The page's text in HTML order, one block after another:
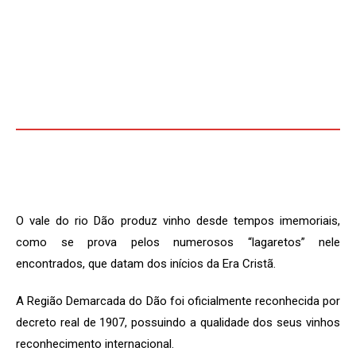
O vale do rio Dão produz vinho desde tempos imemoriais,
como se prova pelos numerosos “lagaretos” nele
encontrados, que datam dos inícios da Era Cristã.
A Região Demarcada do Dão foi oficialmente reconhecida por
decreto real de 1907, possuindo a qualidade dos seus vinhos
reconhecimento internacional.